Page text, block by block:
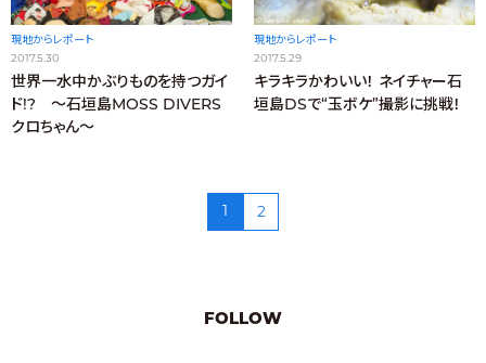
現地からレポート
2017.5.30
世界一水中かぶりものを持つガイ
ド!? ～石垣島MOSS DIVERS
クロちゃん～
現地からレポート
2017.5.29
キラキラかわいい！ ネイチャー石
垣島DSで“玉ボケ”撮影に挑戦！
1 2
FOLLOW